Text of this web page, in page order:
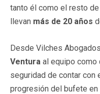
tanto él como el resto
llevan más de 20 años
Desde Vilches
Ventura al equipo como
seguridad de contar con
progresión del bufete en